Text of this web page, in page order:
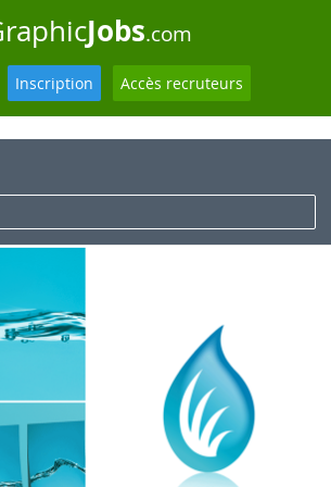
Jobs.com
Inscription Accès recruteurs